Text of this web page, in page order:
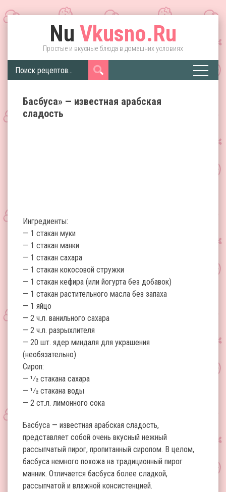
Nu Vkusno.Ru
Простые и вкусные блюда в домашних условиях
Басбуса» — известная арабская
сладость
Ингредиенты:
— 1 стакан муки
— 1 стакан манки
— 1 стакан сахара
— 1 стакан кокосовой стружки
— 1 стакан кефира (или йогурта без добавок)
— 1 стакан растительного масла без запаха
— 1 яйцо
— 2 ч.л. ванильного сахара
— 2 ч.л. разрыхлителя
— 20 шт. ядер миндаля для украшения
(необязательно)
Сироп:
— 1⁄2 стакана сахара
— 1⁄2 стакана воды
— 2 ст.л. лимонного сока
Басбуса — известная арабская сладость,
представляет собой очень вкусный нежный
рассыпчатый пирог, пропитанный сиропом. В целом,
басбуса немного похожа на традиционный пирог
манник. Отличается басбуса более сладкой,
рассыпчатой и влажной консистенцией.